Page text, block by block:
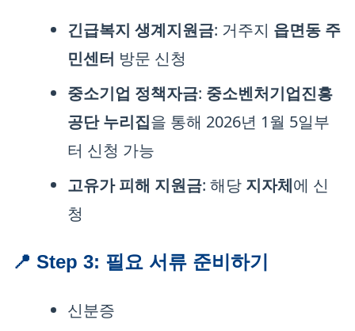
긴급복지 생계지원금: 거주지 읍면동 주
민센터 방문 신청
중소기업 정책자금: 중소벤처기업진흥
공단 누리집을 통해 2026년 1월 5일부
터 신청 가능
고유가 피해 지원금: 해당 지자체에 신
청
📍 Step 3: 필요 서류 준비하기
신분증